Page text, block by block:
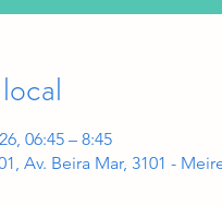
06:45 – 8:45
Av. Beira Mar, 3101 -